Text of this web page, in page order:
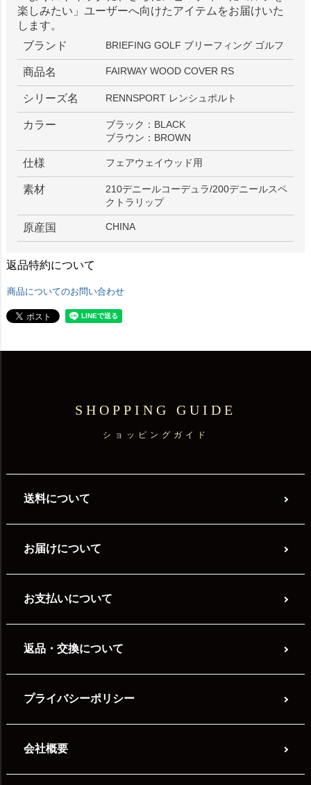
楽しみたい」ユーザーへ向けたアイテムをお届けいた
します。
ブランド
BRIEFING GOLF ブリーフィング ゴルフ
商品名 FAIRWAY WOOD COVER RS
シリーズ名 RENNSPORT レンシュポルト
カラー
ブラック：BLACK
ブラウン：BROWN
仕様 フェアウェイウッド用
素材
210デニールコーデュラ/200デニールスペ
クトラリップ
原産国 CHINA
返品特約について
商品についてのお問い合わせ
SHOPPING GUIDE
ショッピングガイド
送料について
お届けについて
お支払いについて
返品・交換について
プライバシーポリシー
会社概要